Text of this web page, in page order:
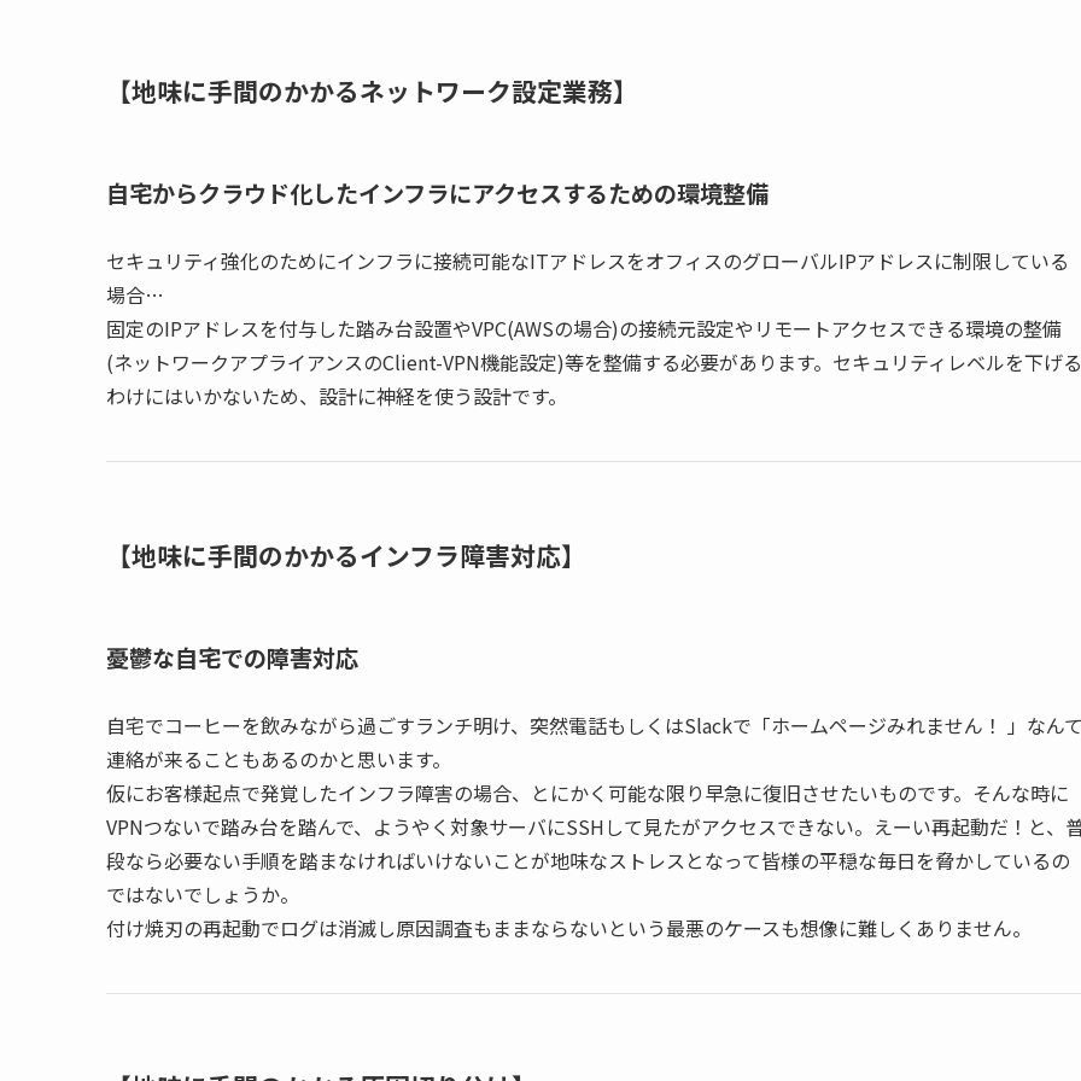
【地味に手間のかかるネットワーク設定業務】
自宅からクラウド化したインフラにアクセスするための環境整備
セキュリティ強化のためにインフラに接続可能なITアドレスをオフィスのグローバルIPアドレスに制限している
場合…
固定のIPアドレスを付与した踏み台設置やVPC(AWSの場合)の接続元設定やリモートアクセスできる環境の整備
(ネットワークアプライアンスのClient-VPN機能設定)等を整備する必要があります。セキュリティレベルを下げる
わけにはいかないため、設計に神経を使う設計です。
【地味に手間のかかるインフラ障害対応】
憂鬱な自宅での障害対応
自宅でコーヒーを飲みながら過ごすランチ明け、突然電話もしくはSlackで「ホームページみれません！ 」なん
連絡が来ることもあるのかと思います。
仮にお客様起点で発覚したインフラ障害の場合、とにかく可能な限り早急に復旧させたいものです。そんな時に
VPNつないで踏み台を踏んで、ようやく対象サーバにSSHして見たがアクセスできない。えーい再起動だ！と、
段なら必要ない手順を踏まなければいけないことが地味なストレスとなって皆様の平穏な毎日を脅かしているの
ではないでしょうか。
付け焼刃の再起動でログは消滅し原因調査もままならないという最悪のケースも想像に難しくありません。